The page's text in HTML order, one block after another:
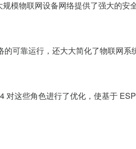
模物联网设备网络提供了强大的安
可靠运行，还大大简化了物联网系
对这些角色进行了优化，使基于